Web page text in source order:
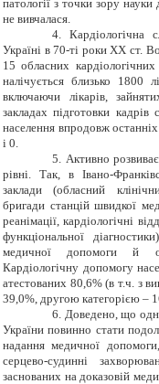
патології з точки зору
не вивчалася.
4. Кардіологічна
Україні в 70-ті роки ХХ ст.
15 обласних
налічується близько 1800
включаючи лікарів,
закладах підготовки
населення впродовж
і 0.
5. Активно
рівні. Так, в Івано-
заклади (обласний
бригади станцій швидкої
реанімації, кардіологічні
функціональної
медичної допомоги й
Кардіологічну допомогу
атестованих 80,6% (в т.ч. з
39,0%, другою категорією –
6. Доведено, що
України повинно стати
надання медичної
серцево-судинні
заснованих на доказовій